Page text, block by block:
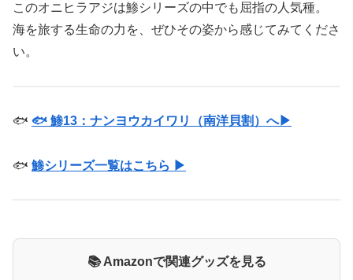
このオニヒラアジは鯵シリーズの中でも屈指の人気種。
海を旅する生命の力を、ぜひその姿から感じてみてくださ
い。
🐟 🐟 鯵13：ナンヨウカイワリ（南洋貝割）へ▶
🐟 鯵シリーズ一覧はこちら ▶
📚 Amazonで関連グッズを見る